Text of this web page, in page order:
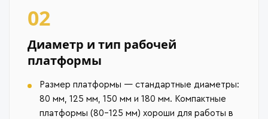
02
Диаметр и тип рабочей
платформы
Размер платформы — стандартные диаметры:
80 мм, 125 мм, 150 мм и 180 мм. Компактные
платформы (80–125 мм) хороши для работы в